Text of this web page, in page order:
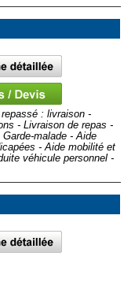
: livraison -
- Livraison de repas -
malade - Aide
- Aide mobilité et
véhicule personnel -